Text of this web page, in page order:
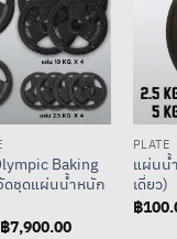
Baking
ดชุดแผ่นน้ำหนัก
฿7,900.00Price
PLATE
แผ่นน้
เดี่ยว)
฿